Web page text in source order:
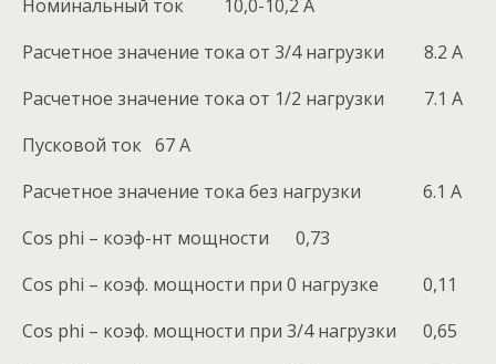
Номинальный ток 10,0-10,2 A
Расчетное значение тока от 3/4 нагрузки 8.2 A
Расчетное значение тока от 1/2 нагрузки 7.1 A
Пусковой ток 67 A
Расчетное значение тока без нагрузки 6.1 A
Cos phi – коэф-нт мощности 0,73
Cos phi – коэф. мощности при 0 нагрузке 0,11
Cos phi – коэф. мощности при 3/4 нагрузки 0,65